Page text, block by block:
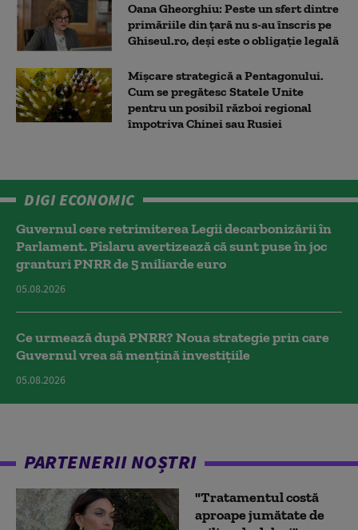
Oana Gheorghiu: Peste un sfert dintre
primăriile din țară nu s-au înscris pe
Ghiseul.ro, deși este o obligație legală
Mișcare strategică a Pentagonului.
Cum se pregătesc Statele Unite
pentru un posibil război regional
împotriva Chinei sau Rusiei
DIGI ECONOMIC
Guvernul cere retrimiterea Legii decarbonizării în
Parlament. Pîslaru avertizează că sunt puse în joc
granturi PNRR de 5 miliarde euro
05.08.2026
Ce urmează după PNRR? Noua strategie prin care
Guvernul vrea să mențină investițiile
05.08.2026
PARTENERII NOȘTRI
"Tratamentul costă
aproape jumătate de